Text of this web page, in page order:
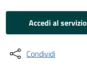
Accedi al servizio
Condividi